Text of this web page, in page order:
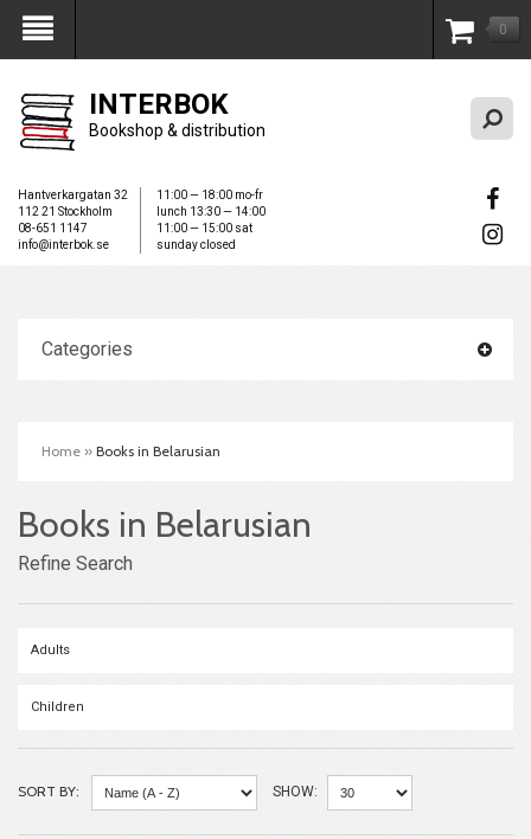
My Account 0
INTERBOK
Bookshop & distribution
Hantverkargatan 32
112 21 Stockholm
08-651 1147
info@interbok.se
11:00 — 18:00 mo-fr
lunch 13:30 — 14:00
11:00 — 15:00 sat
sunday closed
Categories
Home » Books in Belarusian
Books in Belarusian
Refine Search
Adults
Children
SORT BY: SHOW: